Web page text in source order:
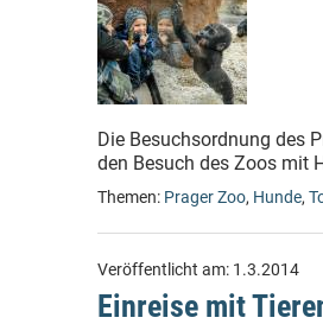
Die Besuchsordnung des
den Besuch des Zoos mit
Themen: Prager Zoo, Hunde,
Veröffentlicht am: 1.3.2014
Einreise mit